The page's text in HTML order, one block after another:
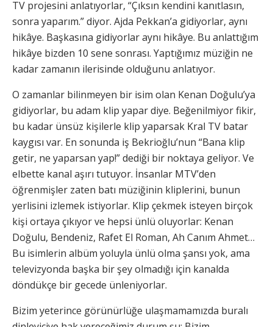
TV projesini anlatıyorlar, “Çıksın kendini kanıtlasın,
sonra yaparım.” diyor. Ajda Pekkan’a gidiyorlar, aynı
hikâye. Başkasına gidiyorlar aynı hikâye. Bu anlattığım
hikâye bizden 10 sene sonrası. Yaptığımız müziğin ne
kadar zamanın ilerisinde olduğunu anlatıyor.
O zamanlar bilinmeyen bir isim olan Kenan Doğulu’ya
gidiyorlar, bu adam klip yapar diye. Beğenilmiyor fikir,
bu kadar ünsüz kişilerle klip yaparsak Kral TV batar
kaygısı var. En sonunda iş Bekrioğlu’nun “Bana klip
getir, ne yaparsan yap!” dediği bir noktaya geliyor. Ve
elbette kanal aşırı tutuyor. İnsanlar MTV’den
öğrenmişler zaten batı müziğinin kliplerini, bunun
yerlisini izlemek istiyorlar. Klip çekmek isteyen birçok
kişi ortaya çıkıyor ve hepsi ünlü oluyorlar: Kenan
Doğulu, Bendeniz, Rafet El Roman, Ah Canım Ahmet…
Bu isimlerin albüm yoluyla ünlü olma şansı yok, ama
televizyonda başka bir şey olmadığı için kanalda
döndükçe bir gecede ünleniyorlar.
Bizim yeterince görünürlüğe ulaşmamamızda buralı